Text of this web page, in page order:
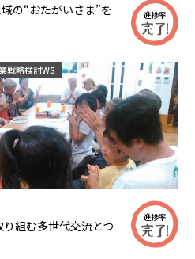
の“おたがいさま”を
進捗率
戦略検討WS
組む多世代交流とつ
進捗率